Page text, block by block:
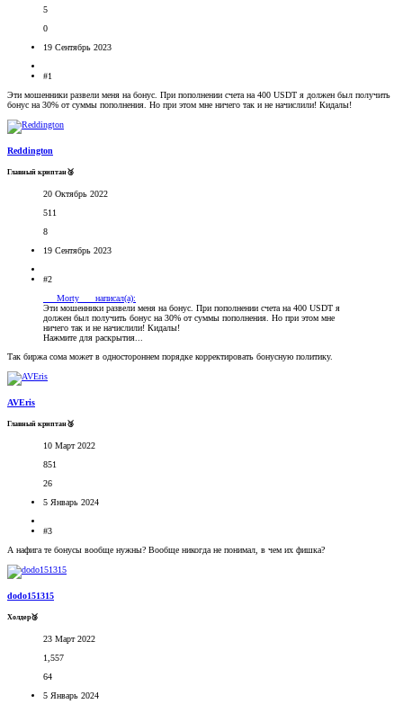
5
0
19 Сентябрь 2023
#1
Эти мошенники развели меня на бонус. При пополнении счета на 400 USDT я должен был получить
бонус на 30% от суммы пополнения. Но при этом мне ничего так и не начислили! Кидалы!
Reddington
Главный криптан🥉
20 Октябрь 2022
511
8
19 Сентябрь 2023
#2
___Morty___ написал(а):
Эти мошенники развели меня на бонус. При пополнении счета на 400 USDT я
должен был получить бонус на 30% от суммы пополнения. Но при этом мне
ничего так и не начислили! Кидалы!
Нажмите для раскрытия...
Так биржа сома может в одностороннем порядке корректировать бонусную политику.
AVEris
Главный криптан🥉
10 Март 2022
851
26
5 Январь 2024
#3
А нафига те бонусы вообще нужны? Вообще никогда не понимал, в чем их фишка?
dodo151315
Холдер🥉
23 Март 2022
1,557
64
5 Январь 2024